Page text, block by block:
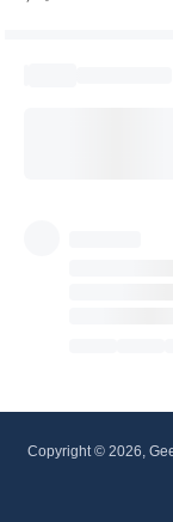
Copyright © 2026,